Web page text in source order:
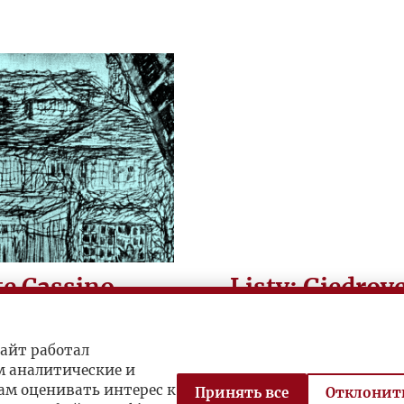
Cassino
od bitwy o
Listy:
ze Zdzisławem
работал
аналитические и
оценивать интерес к
Принять все